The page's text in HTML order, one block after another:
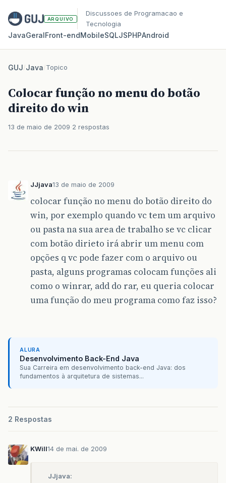
ARQUIVO
Discussoes de Programacao e
Tecnologia
JavaGeralFront‑endMobileSQLJSPHPAndroid
GUJ/Java/Topico
Colocar função no menu do botão
direito do win
13 de maio de 2009 2 respostas
JJjava13 de maio de 2009
colocar função no menu do botão direito do
win, por exemplo quando vc tem um arquivo
ou pasta na sua area de trabalho se vc clicar
com botão dirieto irá abrir um menu com
opções q vc pode fazer com o arquivo ou
pasta, alguns programas colocam funções ali
como o winrar, add do rar, eu queria colocar
uma função do meu programa como faz isso?
ALURA
Desenvolvimento Back-End Java
Sua Carreira em desenvolvimento back-end Java: dos
fundamentos à arquitetura de sistemas...
2 Respostas
KWill14 de mai. de 2009
JJjava: